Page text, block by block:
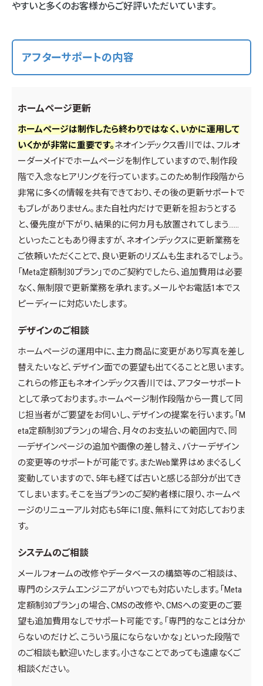
やすいと多くのお客様からご好評いただいています。
アフターサポートの内容
ホームページ更新
ホームページは制作したら終わりではなく、いかに運用して
いくかが非常に重要です。ネオインデックス香川では、フルオ
ーダーメイドでホームページを制作していますので、制作段
階で入念なヒアリングを行っています。このため制作段階から
非常に多くの情報を共有できており、その後の更新サポートで
もブレがありません。また自社内だけで更新を担おうとする
と、優先度が下がり、結果的に何カ月も放置されてしまう……
といったこともあり得ますが、ネオインデックスに更新業務を
ご依頼いただくことで、良い更新のリズムも生まれるでしょう。
「Meta定額制30プラン」でのご契約でしたら、追加費用は必要
なく、無制限で更新業務を承れます。メールやお電話1本でス
ピーディーに対応いたします。
デザインのご相談
ホームページの運用中に、主力商品に変更があり写真を差し
替えたいなど、デザイン面での要望も出てくることと思います。
これらの修正もネオインデックス香川では、アフターサポート
として承っております。ホームページ制作段階から一貫して同
じ担当者がご要望をお伺いし、デザインの提案を行います。「M
eta定額制30プラン」の場合、月々のお支払いの範囲内で、同
一デザインページの追加や画像の差し替え、バナーデザイン
の変更等のサポートが可能です。またWeb業界はめまぐるしく
変動していますので、5年も経てば古いと感じる部分が出てき
てしまいます。そこを当プランのご契約者様に限り、ホームペ
ージのリニューアル対応も5年に1度、無料にて対応しておりま
す。
システムのご相談
メールフォームの改修やデータベースの構築等のご相談は、
専門のシステムエンジニアがいつでも対応いたします。「Meta
定額制30プラン」の場合、CMSの改修や、CMSへの変更のご要
望も追加費用なしでサポート可能です。「専門的なことは分か
らないのだけど、こういう風にならないかな」といった段階で
のご相談も歓迎いたします。小さなことであっても遠慮なくご
相談ください。